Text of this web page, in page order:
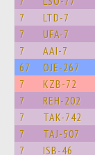
7 LTD-7
7 UFA-7
7 AAI-7
67 OJE-267
7 KZB-72
7 REH-202
7 TAK-742
7 TAJ-507
7 ISB-46